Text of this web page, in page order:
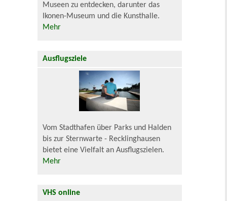
Museen zu entdecken, darunter das
Ikonen-Museum und die Kunsthalle.
Mehr
Ausflugsziele
Vom Stadthafen über Parks und Halden
bis zur Sternwarte - Recklinghausen
bietet eine Vielfalt an Ausflugszielen.
Mehr
VHS online